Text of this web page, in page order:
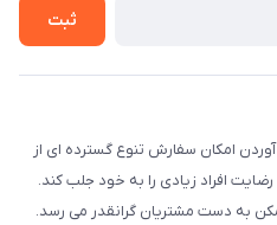
ثبت
امکان سفارش تنوع گسترده ای از
افراد زیادی را به خود جلب کند.
به دست مشتریان گرانقدر می رسد.